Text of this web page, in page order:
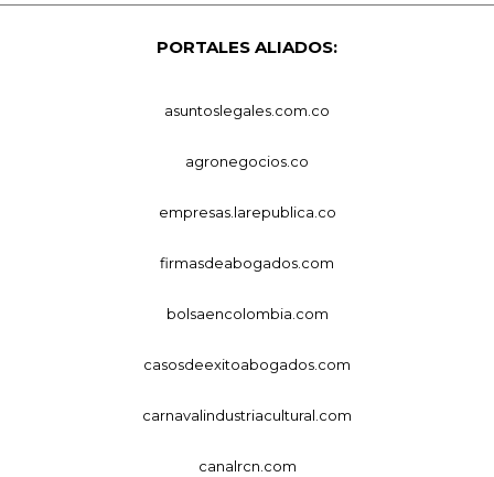
PORTALES ALIADOS:
asuntoslegales.com.co
agronegocios.co
empresas.larepublica.co
firmasdeabogados.com
bolsaencolombia.com
casosdeexitoabogados.com
carnavalindustriacultural.com
canalrcn.com